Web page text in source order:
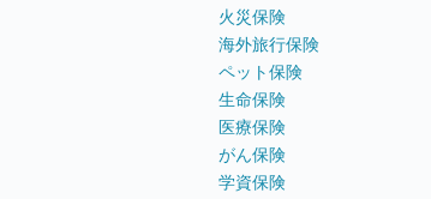
火災保険
海外旅行保険
ペット保険
生命保険
医療保険
がん保険
学資保険